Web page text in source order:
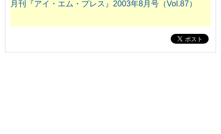
月刊『アイ・エム・プレス』2003年8月号（Vol.87）